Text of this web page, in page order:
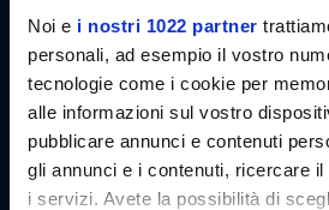
Noi e i nostri 1022 partner
personali, ad esempio il vostro
tecnologie come i cookie per
alle informazioni sul vostro
pubblicare annunci e contenuti
gli annunci e i contenuti, ricercare
i servizi. Avete la possibilità di
Link Campus
Via del Casale di San
00165 Roma -